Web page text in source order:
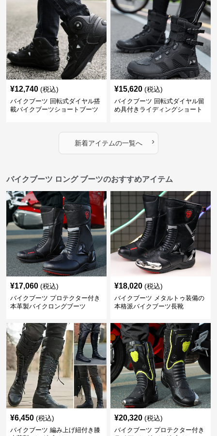
¥12,740 (税込)
バイクブーツ 回転式ダイヤル搭
載バイクブーツショートブーツ
¥15,620 (税込)
バイクブーツ 回転式ダイヤル留
め具付きライディングショート
新着アイテムの一覧へ ›
バイクブーツ ロング ブーツのおすすめアイテム
¥17,060 (税込)
バイクブーツ プロテクター付き
本革製バイクロングブーツ
¥18,020 (税込)
バイクブーツ メタルトゥ装備の
本格派バイクブーツ長靴
¥6,450 (税込)
バイクブーツ 編み上げ紐付き膝
¥20,320 (税込)
バイクブーツ プロテクター付き